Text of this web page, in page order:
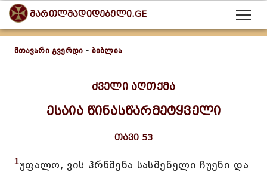
მართლმადიდებელი.GE
მთავარი გვერდი - ბიბლია
ძველი აღთქმა
ესაია წინასწარმეტყველი
თავი 53
1უფალო, ვის ჰრწმენა სასმენელი ჩუენი და